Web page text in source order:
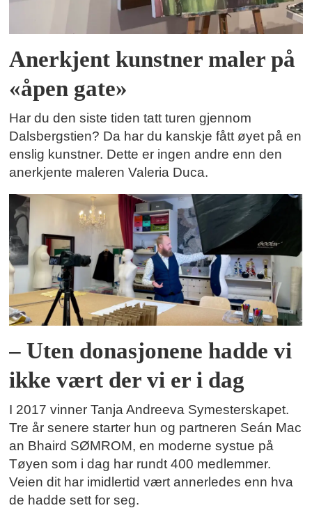
Anerkjent kunstner maler på
«åpen gate»
Har du den siste tiden tatt turen gjennom
Dalsbergstien? Da har du kanskje fått øyet på en
enslig kunstner. Dette er ingen andre enn den
anerkjente maleren Valeria Duca.
– Uten donasjonene hadde vi
ikke vært der vi er i dag
I 2017 vinner Tanja Andreeva Symesterskapet.
Tre år senere starter hun og partneren Seán Mac
an Bhaird SØMROM, en moderne systue på
Tøyen som i dag har rundt 400 medlemmer.
Veien dit har imidlertid vært annerledes enn hva
de hadde sett for seg.